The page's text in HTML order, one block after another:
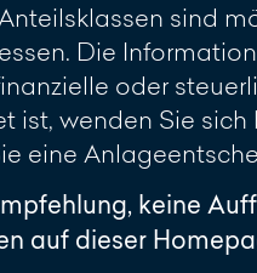
sind
Die
oder
ist, wenden Sie
eine
keine
auf dieser